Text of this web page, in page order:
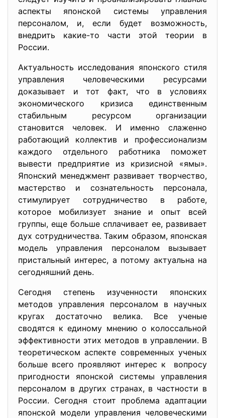
аспекты японской системы управления
персоналом, и, если будет возможность,
внедрить какие-то части этой теории в
России.
Актуальность исследования японского стиля
управления человеческими ресурсами
доказывает и тот факт, что в условиях
экономического кризиса единственным
стабильным ресурсом организации
становится человек. И именно слаженно
работающий коллектив и профессионализм
каждого отдельного работника поможет
вывести предприятие из кризисной «ямы».
Японский менеджмент развивает творчество,
мастерство и сознательность персонала,
стимулирует сотрудничество в работе,
которое мобилизует знание и опыт всей
группы, еще больше сплачивает ее, развивает
дух сотрудничества. Таким образом, японская
модель управления персоналом вызывает
пристальный интерес, а потому актуальна на
сегодняшний день.
Сегодня степень изученности японских
методов управления персоналом в научных
кругах достаточно велика. Все ученые
сводятся к единому мнению о колоссальной
эффективности этих методов в управлении. В
теоретическом аспекте современных ученых
больше всего проявляют интерес к вопросу
пригодности японской системы управления
персоналом в других странах, в частности в
России. Сегодня стоит проблема адаптации
японской модели управления человеческими